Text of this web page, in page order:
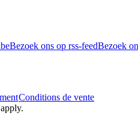
Bezoek ons op rss-feedBezoek
Conditions de vente
apply.